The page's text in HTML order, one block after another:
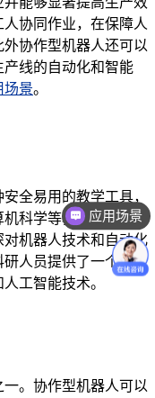
协同作业，在保障人
协作型机器人还可以
线的自动化和智能
场景。
全易用的教学工具，
科学等教学中。学生
机器人技术和自动化
人员提供了一个理想
工智能技术。
。协作型机器人可以
应用场景
价格咨询